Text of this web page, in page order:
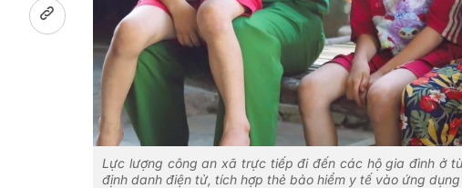
Lực lượng công an xã trực tiếp đi đến các hộ gia đình ở
định danh điện tử, tích hợp thẻ bảo hiểm y tế vào ứng